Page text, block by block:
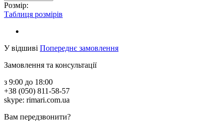
Розмір:
Таблиця розмірів
У відшиві Попереднє замовлення
Замовлення та консультації
з 9:00 до 18:00
+38 (050) 811-58-57
skype: rimari.com.ua
Вам передзвонити?